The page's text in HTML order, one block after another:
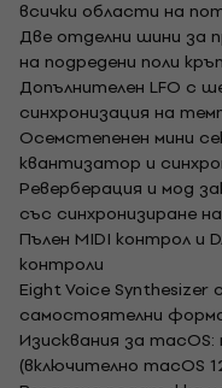
всички области на
Две отделни шини за
на подредени поли
Допълнителен LFO с
синхронизация на
Осемстепенен мини
квантизатор и
Реверберация и мод
със синхронизиране
Пълен MIDI контрол и
контроли
Eight Voice Synthesizer
самостоятелни
Изисквания за
(включително macOS